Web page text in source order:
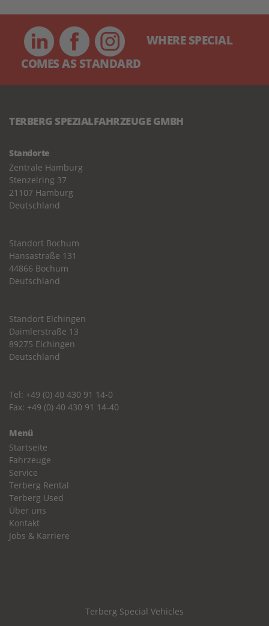
WHERE SPECIAL
COMES AS STANDARD
TERBERG SPEZIALFAHRZEUGE GMBH
Standorte
Zentrale Hamburg
Stenzelring 37
21107 Hamburg
Deutschland
Standort Bochum
Hansastraße 131
44866 Bochum
Deutschland
Standort Elchingen
Daimlerstraße 13
89275 Elchingen
Deutschland
Tel: +49 (0) 40 430 91 14-0
Fax: +49 (0) 40 430 91 14-40
Menü
Startseite
Fahrzeuge
Service
Terberg Rental
Terberg Used
Über uns
Kontakt
Jobs & Karriere
Terberg Special Vehicles